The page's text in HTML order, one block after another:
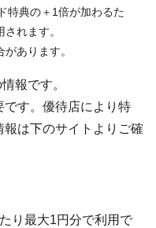
特典の＋1倍が加わるた
れます。
あります。
報です。
す。優待店により特
は下のサイトよりご確
り最大1円分で利用で